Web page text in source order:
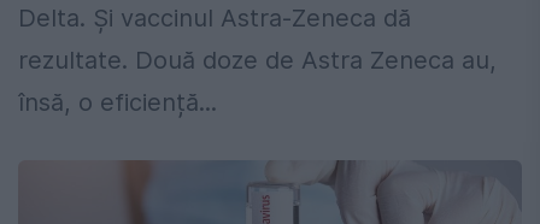
Delta. Și vaccinul Astra-Zeneca dă
rezultate. Două doze de Astra Zeneca au,
însă, o eficiență...